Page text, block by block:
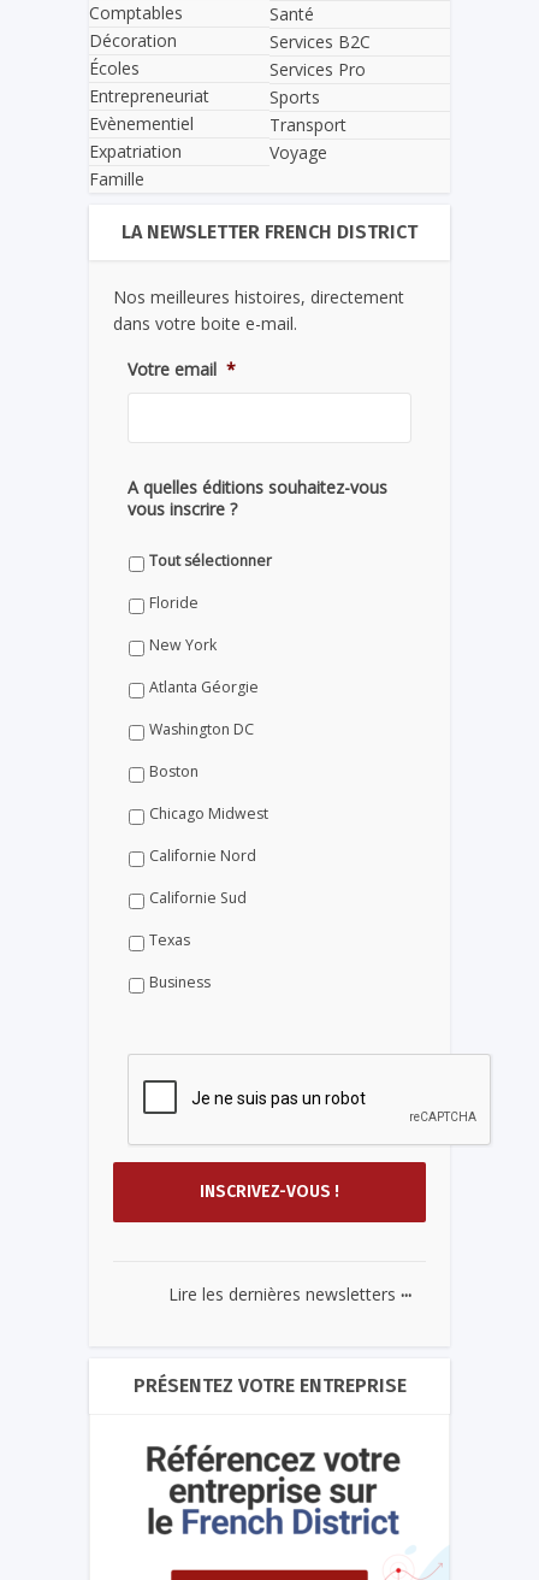
Comptables
Décoration
Écoles
Entrepreneuriat
Evènementiel
Expatriation
Famille
Santé
Services B2C
Services Pro
Sports
Transport
Voyage
LA NEWSLETTER FRENCH DISTRICT
Nos meilleures histoires, directement
dans votre boite e-mail.
Votre email *
A quelles éditions souhaitez-vous
vous inscrire ?
Tout sélectionner
Floride
New York
Atlanta Géorgie
Washington DC
Boston
Chicago Midwest
Californie Nord
Californie Sud
Texas
Business
Lire les dernières newsletters ...
PRÉSENTEZ VOTRE ENTREPRISE